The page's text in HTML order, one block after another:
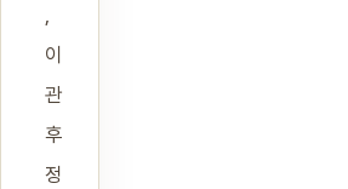
,
이
관
후
정